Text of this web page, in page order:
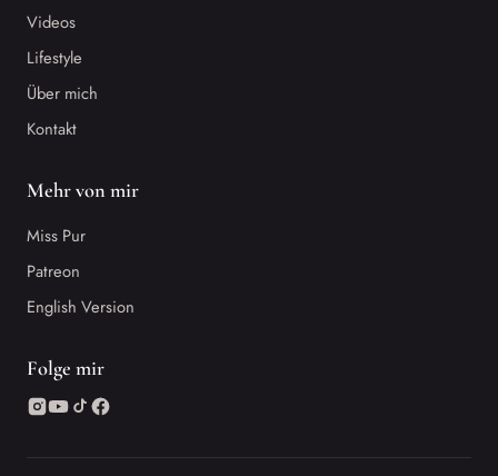
Videos
Lifestyle
Über mich
Kontakt
Mehr von mir
Miss Pur
Patreon
English Version
Folge mir